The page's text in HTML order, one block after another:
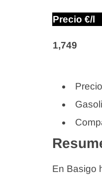
Precio €/l
1,749
En Basigo